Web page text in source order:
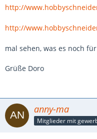
http://
http://
mal sehen, was es noch
Grüße Doro
anny-ma